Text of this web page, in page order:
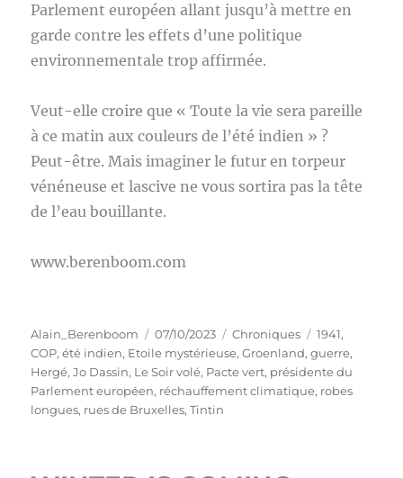
Parlement européen allant jusqu’à mettre en
garde contre les effets d’une politique
environnementale trop affirmée.
Veut-elle croire que « Toute la vie sera pareille
à ce matin aux couleurs de l’été indien » ?
Peut-être. Mais imaginer le futur en torpeur
vénéneuse et lascive ne vous sortira pas la tête
de l’eau bouillante.
www.berenboom.com
Auteur
Alain_Berenboom
Publié
le
07/10/2023 Catégories
Chroniques Étiquettes
1941,
COP,été indien, Etoile mystérieuse,Groenland,guerre,
Hergé,Jo Dassin, Le Soir volé, Pacte vert, présidente du
Parlement européen, réchauffement climatique, robes
longues, rues de Bruxelles,Tintin